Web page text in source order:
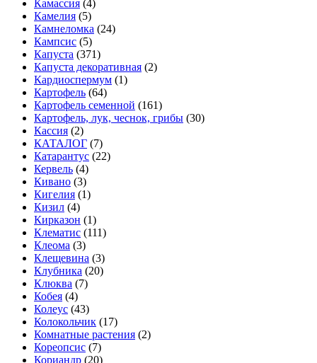
Камассия (4)
Камелия (5)
Камнеломка (24)
Кампсис (5)
Капуста (371)
Капуста декоративная (2)
Кардиоспермум (1)
Картофель (64)
Картофель семенной (161)
Картофель, лук, чеснок, грибы (30)
Кассия (2)
КАТАЛОГ (7)
Катарантус (22)
Кервель (4)
Кивано (3)
Кигелия (1)
Кизил (4)
Кирказон (1)
Клематис (111)
Клеома (3)
Клещевина (3)
Клубника (20)
Клюква (7)
Кобея (4)
Колеус (43)
Колокольчик (17)
Комнатные растения (2)
Кореопсис (7)
Кориандр (20)